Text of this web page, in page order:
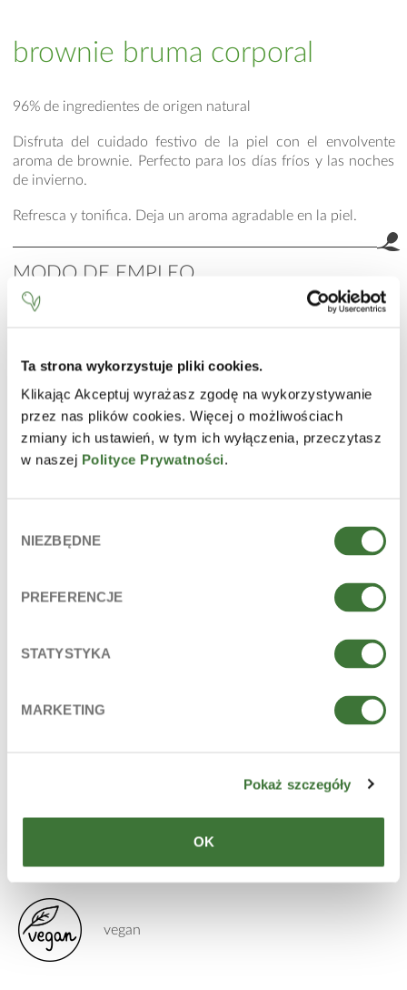
Ta strona wykorzystuje pliki cookies.
Klikając Akceptuj wyrażasz zgodę na wykorzystywanie
przez nas plików cookies. Więcej o możliwościach
zmiany ich ustawień, w tym ich wyłączenia, przeczytasz
w naszej Polityce Prywatności.
zgody
NIEZBĘDNE
PREFERENCJE
STATYSTYKA
MARKETING
Pokaż szczegóły
OK
brownie bruma corporal
96% de ingredientes de origen natural
Disfruta del cuidado festivo de la piel con el envolvente
aroma de brownie. Perfecto para los días fríos y las noches
de invierno.
Refresca y tonifica. Deja un aroma agradable en la piel.
MODO DE EMPLEO
Pulveriza el cuerpo desde una distancia mínima de 20 cm.
INCI
Aqua (Water), PPG-26-Buteth-26, PEG-40 Hydrogenated
Castor Oil, Glycerin, Panthenol, Disodium EDTA,
Phenoxyethanol, Ethylhexylglycerin, Parfum (Fragrance),
Vanillin, Benzaldehyde.
La lista de ingredientes está conforme al estado actual de
provitamina B5 (d-panthenol), glicerina vegetal
LÍNEA
piel: seca, normal, deshidratadas
vegan